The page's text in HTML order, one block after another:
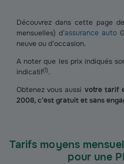
Découvrez dans cette page
mensuelles) d’assurance auto
neuve ou d’occasion.
A noter que les prix indiqués
indicatif(1).
Obtenez vous aussi votre tarif
2008, c’est gratuit et sans
Tarifs moyens
pour une